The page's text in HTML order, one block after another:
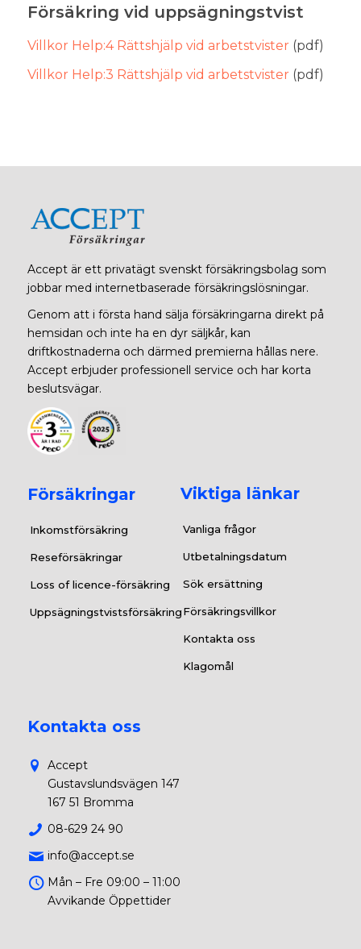
Försäkring vid uppsägningstvist
Villkor Help:4 Rättshjälp vid arbetstvister (pdf)
Villkor Help:3 Rättshjälp vid arbetstvister (pdf)
Accept är ett privatägt svenskt försäkringsbolag som
jobbar med internetbaserade försäkringslösningar.
Genom att i första hand sälja försäkringarna direkt på
hemsidan och inte ha en dyr säljkår, kan
driftkostnaderna och därmed premierna hållas nere.
Accept erbjuder professionell service och har korta
beslutsvägar.
Försäkringar
Inkomstförsäkring
Reseförsäkringar
Loss of licence-försäkring
Uppsägningstvistsförsäkring
Viktiga länkar
Vanliga frågor
Utbetalningsdatum
Sök ersättning
Försäkringsvillkor
Kontakta oss
Klagomål
Kontakta oss
Accept
Gustavslundsvägen 147
167 51 Bromma
08-629 24 90
info@accept.se
Mån – Fre 09:00 – 11:00
Avvikande Öppettider